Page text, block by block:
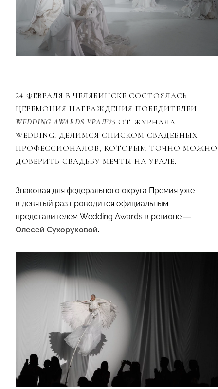
24 ФЕВРАЛЯ В ЧЕЛЯБИНСКЕ СОСТОЯЛАСЬ
ЦЕРЕМОНИЯ НАГРАЖДЕНИЯ ПОБЕДИТЕЛЕЙ
WEDDING AWARDS УРАЛ’25 ОТ ЖУРНАЛА
WEDDING. ДЕЛИМСЯ СПИСКОМ СВАДЕБНЫХ
ПРОФЕССИОНАЛОВ, КОТОРЫМ ТОЧНО МОЖНО
ДОВЕРИТЬ СВАДЬБУ МЕЧТЫ НА УРАЛЕ.
Знаковая для федерального округа Премия уже
в девятый раз проводится официальным
представителем Wedding Awards в регионе—
Олесей Сухоруковой.